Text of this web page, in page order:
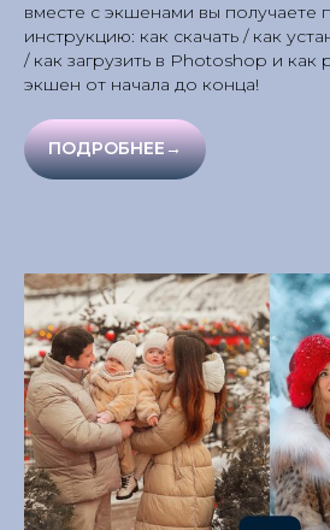
вместе с экшенами вы
инструкцию: как скачать / как
/ как загрузить в Photoshop и как
экшен от начала до конца!
ПОДРОБНЕЕ→